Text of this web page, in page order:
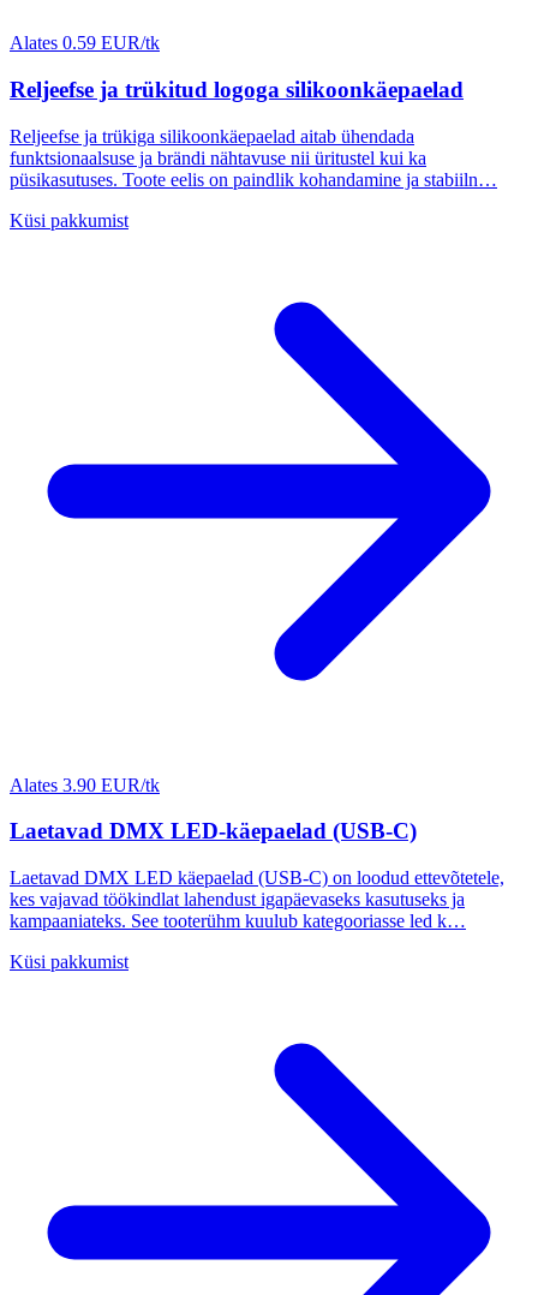
Alates 0.59 EUR/tk
Reljeefse ja trükitud logoga silikoonkäepaelad
Reljeefse ja trükiga silikoonkäepaelad aitab ühendada
funktsionaalsuse ja brändi nähtavuse nii üritustel kui ka
püsikasutuses. Toote eelis on paindlik kohandamine ja stabiiln…
Küsi pakkumist
Alates 3.90 EUR/tk
Laetavad DMX LED-käepaelad (USB-C)
Laetavad DMX LED käepaelad (USB-C) on loodud ettevõtetele,
kes vajavad töökindlat lahendust igapäevaseks kasutuseks ja
kampaaniateks. See tooterühm kuulub kategooriasse led k…
Küsi pakkumist